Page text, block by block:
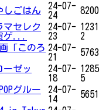
しごはん
24-07-
24
8200
マセレク
ゲ...
24-07-
23
1231
2
「このろ 24-07-
21
5763
ーゼッ
24-07-
18
1285
5
グルー
24-07-
14
5651